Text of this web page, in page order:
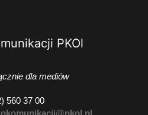
PKOl
dla mediów
560 37 00